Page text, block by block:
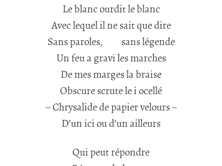
Le blanc ourdit le blanc
Avec lequel il ne sait que dire
Sans paroles,
sans légende
Un feu a gravi les marches
De mes marges la braise
Obscure scrute le i ocellé
– Chrysalide de papier velours –
D’un ici ou d’un ailleurs
Qui peut répondre